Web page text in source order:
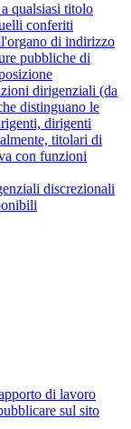
qualsiasi titolo
conferiti
di indirizzo
pubbliche di
dirigenziali (da
distinguano le
dirigenti
titolari di
con funzioni
discrezionali
di lavoro
sul sito